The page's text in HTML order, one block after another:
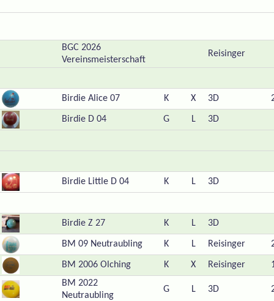
BGC 2026
Vereinsmeisterschaft
Reisinger
Birdie Alice 07 K X 3D
Birdie D 04 G L 3D
Birdie Little D 04 K L 3D
Birdie Z 27 K L 3D
BM 09 Neutraubling K L Reisinger
BM 2006 Olching K X Reisinger
BM 2022
Neutraubling
G L 3D